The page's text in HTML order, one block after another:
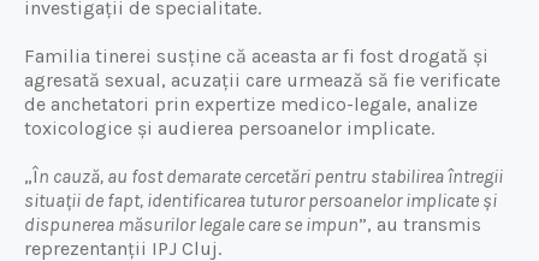
investigații de specialitate.
Familia tinerei susține că aceasta ar fi fost drogată și
agresată sexual, acuzații care urmează să fie verificate
de anchetatori prin expertize medico-legale, analize
toxicologice și audierea persoanelor implicate.
„În cauză, au fost demarate cercetări pentru stabilirea întregii
situații de fapt, identificarea tuturor persoanelor implicate și
dispunerea măsurilor legale care se impun”, au transmis
reprezentanții IPJ Cluj.